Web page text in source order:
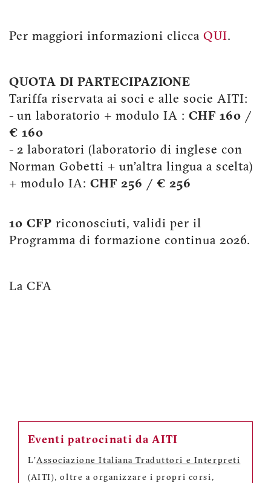
Per maggiori informazioni clicca QUI.
QUOTA DI PARTECIPAZIONE
Tariffa riservata ai soci e alle socie AITI:
- un laboratorio + modulo IA : CHF 160 /
€ 160
- 2 laboratori (laboratorio di inglese con
Norman Gobetti + un’altra lingua a scelta)
+ modulo IA: CHF 256 / € 256
10 CFP riconosciuti, validi per il
Programma di formazione continua 2026.
La CFA
Eventi patrocinati da AITI
L'Associazione Italiana Traduttori e Interpreti
(AITI), oltre a organizzare i propri corsi,